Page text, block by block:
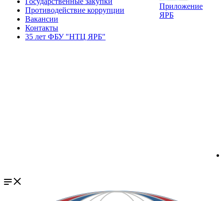
Противодействие коррупции
Вакансии
Контакты
35 лет ФБУ "НТЦ ЯРБ"
Приложение
ЯРБ